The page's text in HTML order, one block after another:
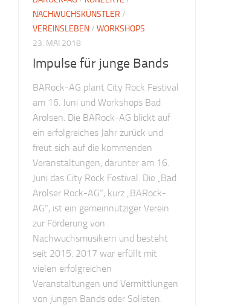
NACHWUCHSKÜNSTLER /
VEREINSLEBEN/ WORKSHOPS
23. MAI 2018
Impulse für junge Bands
BARock-AG plant City Rock Festival
am 16. Juni und Workshops Bad
Arolsen. Die BARock-AG blickt auf
ein erfolgreiches Jahr zurück und
freut sich auf die kommenden
Veranstaltungen, darunter am 16.
Juni das City Rock Festival. Die „Bad
Arolser Rock-AG“, kurz „BARock-
AG“, ist ein gemeinnütziger Verein
zur Förderung von
Nachwuchsmusikern und besteht
seit 2015. 2017 war erfüllt mit
vielen erfolgreichen
Veranstaltungen und Vermittlungen
von jungen Bands oder Solisten.